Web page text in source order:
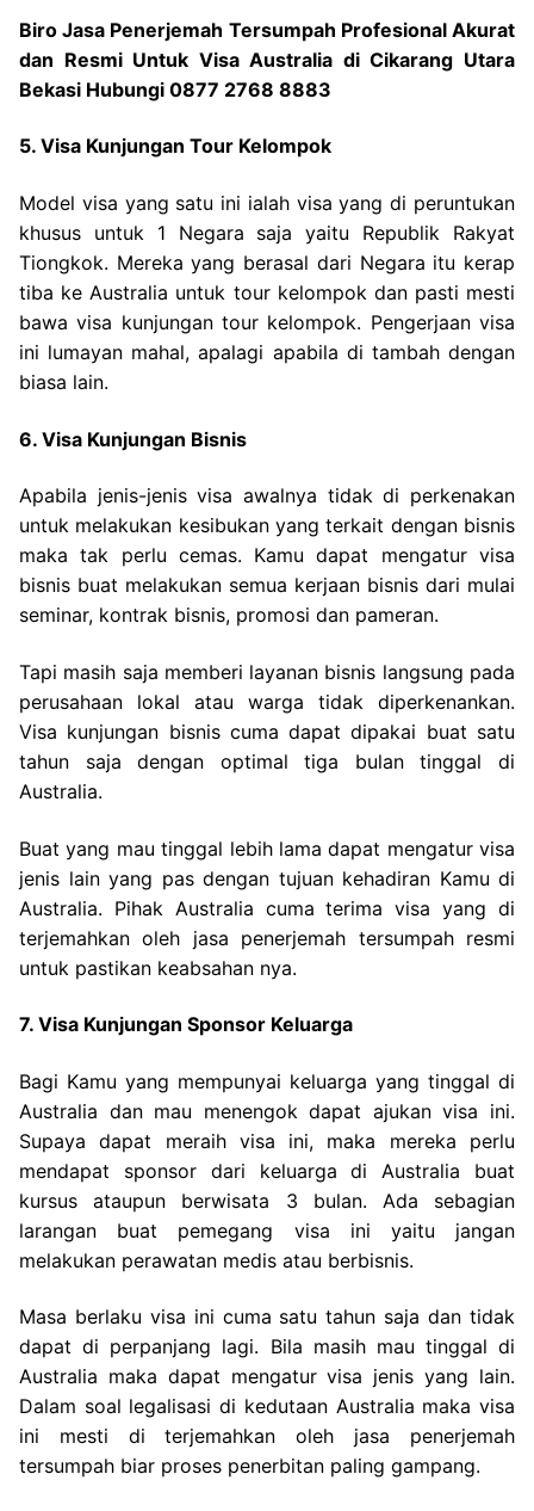
Biro Jasa Penerjemah Tersumpah Profesional Akurat
dan Resmi Untuk Visa Australia di Cikarang Utara
Bekasi Hubungi 0877 2768 8883
5. Visa Kunjungan Tour Kelompok
Model visa yang satu ini ialah visa yang di peruntukan
khusus untuk 1 Negara saja yaitu Republik Rakyat
Tiongkok. Mereka yang berasal dari Negara itu kerap
tiba ke Australia untuk tour kelompok dan pasti mesti
bawa visa kunjungan tour kelompok. Pengerjaan visa
ini lumayan mahal, apalagi apabila di tambah dengan
biasa lain.
6. Visa Kunjungan Bisnis
Apabila jenis-jenis visa awalnya tidak di perkenakan
untuk melakukan kesibukan yang terkait dengan bisnis
maka tak perlu cemas. Kamu dapat mengatur visa
bisnis buat melakukan semua kerjaan bisnis dari mulai
seminar, kontrak bisnis, promosi dan pameran.
Tapi masih saja memberi layanan bisnis langsung pada
perusahaan lokal atau warga tidak diperkenankan.
Visa kunjungan bisnis cuma dapat dipakai buat satu
tahun saja dengan optimal tiga bulan tinggal di
Australia.
Buat yang mau tinggal lebih lama dapat mengatur visa
jenis lain yang pas dengan tujuan kehadiran Kamu di
Australia. Pihak Australia cuma terima visa yang di
terjemahkan oleh jasa penerjemah tersumpah resmi
untuk pastikan keabsahan nya.
7. Visa Kunjungan Sponsor Keluarga
Bagi Kamu yang mempunyai keluarga yang tinggal di
Australia dan mau menengok dapat ajukan visa ini.
Supaya dapat meraih visa ini, maka mereka perlu
mendapat sponsor dari keluarga di Australia buat
kursus ataupun berwisata 3 bulan. Ada sebagian
larangan buat pemegang visa ini yaitu jangan
melakukan perawatan medis atau berbisnis.
Masa berlaku visa ini cuma satu tahun saja dan tidak
dapat di perpanjang lagi. Bila masih mau tinggal di
Australia maka dapat mengatur visa jenis yang lain.
Dalam soal legalisasi di kedutaan Australia maka visa
ini mesti di terjemahkan oleh jasa penerjemah
tersumpah biar proses penerbitan paling gampang.